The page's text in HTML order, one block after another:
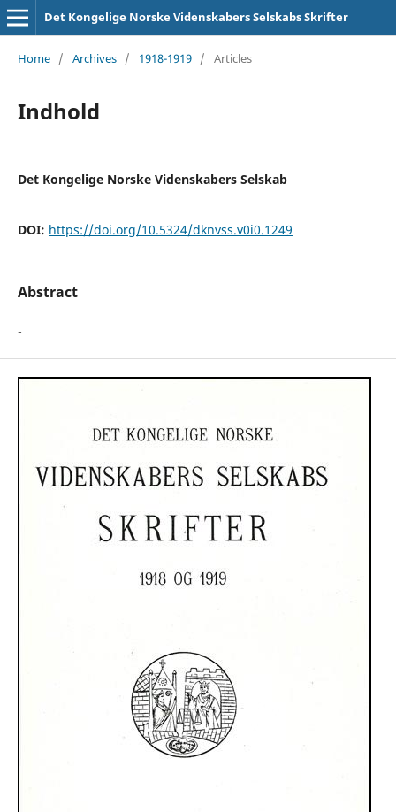
Det Kongelige Norske Videnskabers Selskabs Skrifter
Home / Archives / 1918-1919 / Articles
Indhold
Det Kongelige Norske Videnskabers Selskab
DOI: https://doi.org/10.5324/dknvss.v0i0.1249
Abstract
-